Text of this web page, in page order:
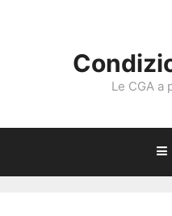
Le CGA a